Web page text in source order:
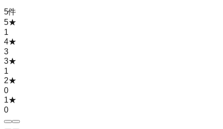
5件
5★
1
4★
3
3★
1
2★
0
1★
0